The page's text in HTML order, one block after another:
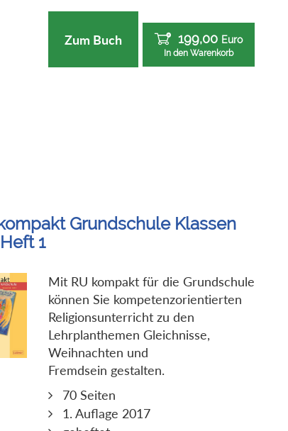
Zum Buch 199,00 Euro
In den Warenkorb
Grundschule Klassen
1
Mit RU kompakt für die Grundschule
können Sie kompetenzorientierten
Religionsunterricht zu den
Lehrplanthemen Gleichnisse,
Weihnachten und
Fremdsein gestalten.
70 Seiten
1. Auflage 2017